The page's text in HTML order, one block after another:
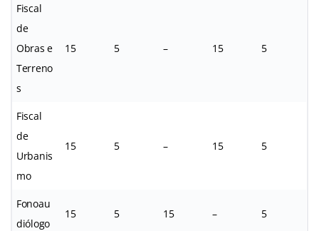
Fiscal
de
Obras e
Terreno
s
15 5 – 15 5
Fiscal
de
Urbanis
mo
15 5 – 15 5
Fonoau
diólogo
15 5 15 – 5